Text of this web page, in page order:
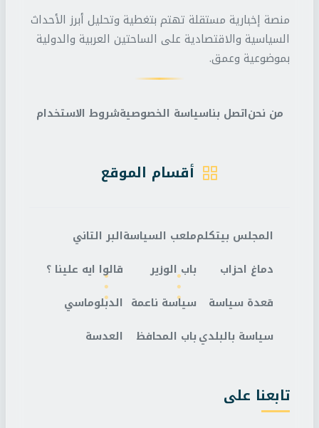
منصة إخبارية مستقلة تهتم بتغطية وتحليل أبرز الأحداث
السياسية والاقتصادية على الساحتين العربية والدولية
بموضوعية وعمق.
من نحناتصل بناسياسة الخصوصيةشروط الاستخدام
أقسام الموقع
المجلس بيتكلم
دماغ احزاب
قعدة سياسة
سياسة بالبلدي
ملعب السياسة
باب الوزير
سياسة ناعمة
باب المحافظ
البر التاني
قالوا ايه علينا ؟
الدبلوماسي
العدسة
تابعنا على